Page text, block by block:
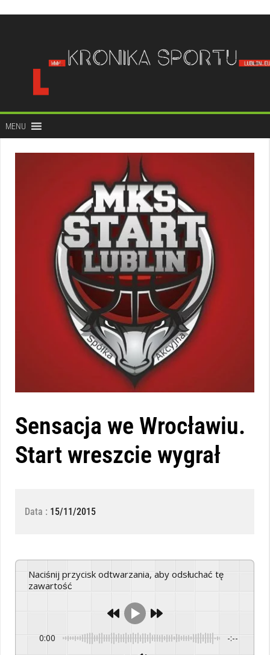
treści
MENU
Sensacja we Wrocławiu.
Start wreszcie wygrał
Data : 15/11/2015
Naciśnij przycisk odtwarzania, aby odsłuchać tę
zawartość
0:00 -:--